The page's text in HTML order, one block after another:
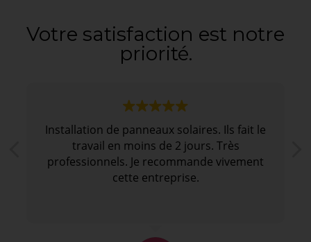
Votre satisfaction est notre
priorité.
Installation de panneaux solaires. Ils fait le
travail en moins de 2 jours. Très
professionnels. Je recommande vivement
cette entreprise.